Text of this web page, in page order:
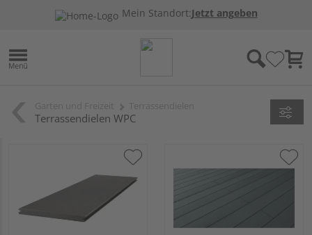
Mein Standort:Jetzt angeben
Terrassendielen WPC